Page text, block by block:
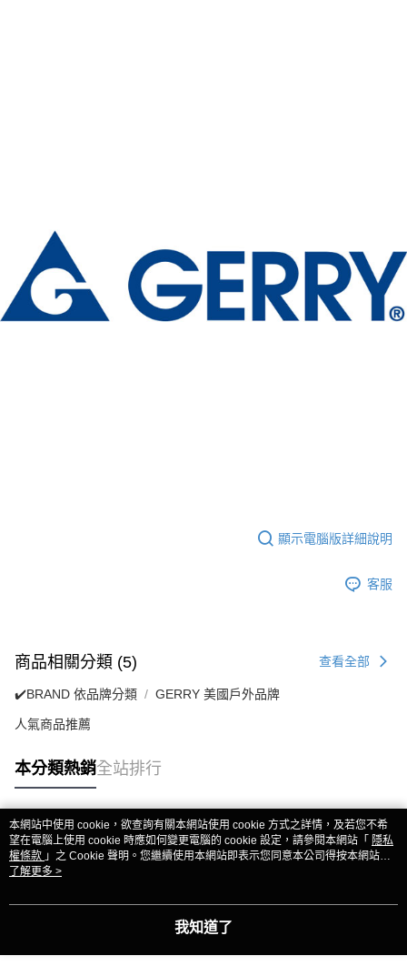
顯示電腦版詳細說明
客服
商品相關分類 (5) 查看全部
✔️BRAND 依品牌分類 GERRY 美國戶外品牌
人氣商品推薦
本分類熱銷全站排行
熱門標籤
本網站中使用 cookie，欲查詢有關本網站使用 cookie 方式之詳情，及若您不希
望在電腦上使用 cookie 時應如何變更電腦的 cookie 設定，請參閱本網站「 隱私
權條款 」之 Cookie 聲明。您繼續使用本網站即表示您同意本公司得按本網站使
用條款之 Cookie 聲明使用 cookie。
了解更多 >
我知道了